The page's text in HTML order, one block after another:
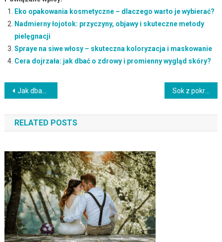
Eko opakowania kosmetyczne – dlaczego warto je wybierać?
Nadmierny łojotok: przyczyny, objawy i skuteczne metody
pielęgnacji
Spraye na siwe włosy – skuteczna koloryzacja i maskowanie
Cera dojrzała: jak dbać o zdrowy i promienny wygląd skóry?
Nawigacja
wpisu
Jak dbać o cerę naczyniową? Przewodnik po pielęgnacji i kosmetykach Sok z pokrzywy na włosy – efekty, właściwości i stosowanie
RELATED POSTS